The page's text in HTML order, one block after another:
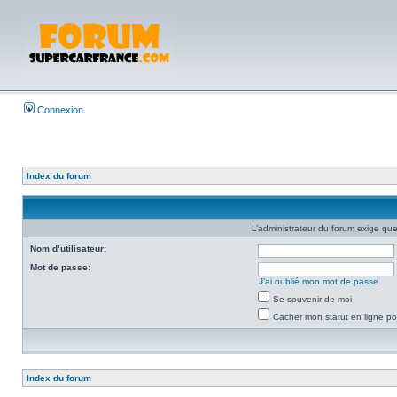
Connexion
Index du forum
L’administrateur du forum exige
Nom d’utilisateur:
Mot de passe:
J’ai oublié mon mot de passe
Se souvenir de moi
Cacher mon statut en ligne
Index du forum